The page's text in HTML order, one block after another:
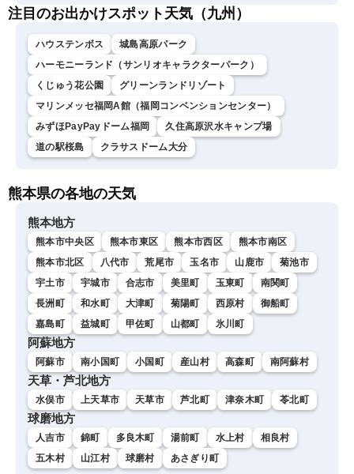
注目のお出かけスポット天気（九州）
ハウステンボス
城島高原パーク
ハーモニーランド（サンリオキャラクターパーク）
くじゅう花公園
グリーンランドリゾート
マリンメッセ福岡A館（福岡コンベンションセンター）
みずほPayPayドーム福岡
久住高原沢水キャンプ場
道の駅桜島
クラサスドーム大分
熊本県の各地の天気
熊本地方
熊本市中央区 熊本市東区 熊本市西区
熊本市南区
熊本市北区
八代市 荒尾市 玉名市 山鹿市
菊池市
宇土市
宇城市 合志市 美里町 玉東町
南関町
長洲町
和水町 大津町 菊陽町 西原村
御船町
嘉島町
益城町 甲佐町 山都町 氷川町
阿蘇地方
阿蘇市 南小国町 小国町 産山村 高森町 南阿蘇村
天草・芦北地方
水俣市 上天草市 天草市 芦北町 津奈木町 苓北町
球磨地方
人吉市 錦町 多良木町 湯前町 水上村
相良村
五木村
山江村 球磨村 あさぎり町